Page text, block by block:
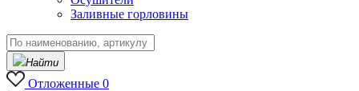
Заливные горловины
Найти
Отложенные 0